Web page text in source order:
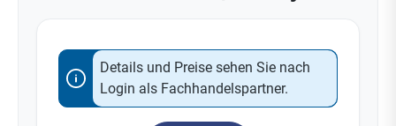
Details und Preise sehen Sie nach
Login als Fachhandelspartner.